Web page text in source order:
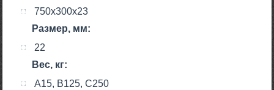
Размер, мм:
750x300x23
Вес, кг:
22
A15, B125, C250